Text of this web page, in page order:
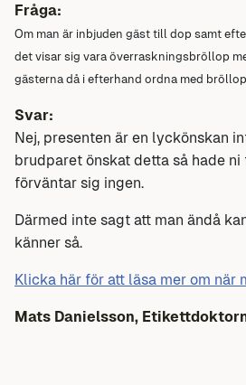
Fråga:
Om man är inbjuden gäst till dop samt
det visar sig vara överraskningsbröllop
gästerna då i efterhand ordna med
Svar:
Nej, presenten är en lyckönskan
brudparet önskat detta så hade
förväntar sig ingen.
Därmed inte sagt att man ändå
känner så.
Klicka här för att läsa mer om när
Mats Danielsson,